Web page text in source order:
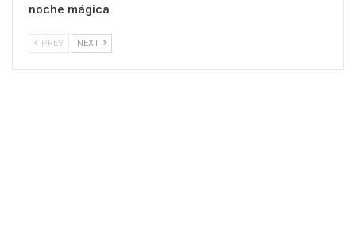
noche mágica
PREV NEXT